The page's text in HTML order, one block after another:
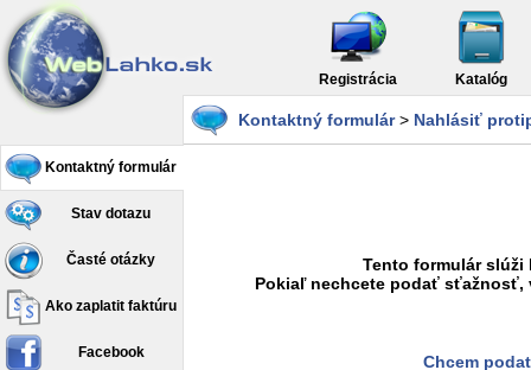
Registrácia Katalóg
Kontaktný formulár
Stav dotazu
Časté otázky
Ako zaplatit faktúru
Facebook
Kontaktný formulár> Nahlásiť
Tento formulár
Pokiaľ nechcete podať
Chcem